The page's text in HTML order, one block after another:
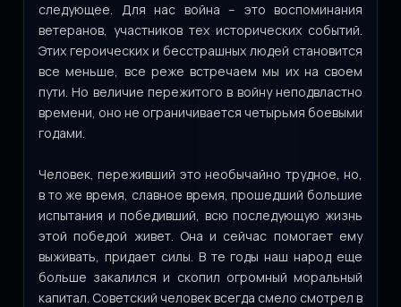
следующее. Для нас война – это воспоминания
ветеранов, участников тех исторических событий.
Этих героических и бесстрашных людей становится
все меньше, все реже встречаем мы их на своем
пути. Но величие пережитого в войну неподвластно
времени, оно не ограничивается четырьмя боевыми
годами.
Человек, переживший это необычайно трудное, но,
в то же время, славное время, прошедший большие
испытания и победивший, всю последующую жизнь
этой победой живет. Она и сейчас помогает ему
выживать, придает силы. В те годы наш народ еще
больше закалился и скопил огромный моральный
капитал. Советский человек всегда смело смотрел в